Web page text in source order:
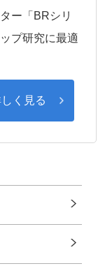
ー「BRシリ
プ研究に最適
く⾒る